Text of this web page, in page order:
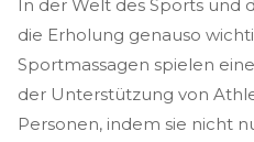
In der Welt des Sports und
die Erholung genauso
Sportmassagen spielen
der Unterstützung von
Personen, indem sie nicht